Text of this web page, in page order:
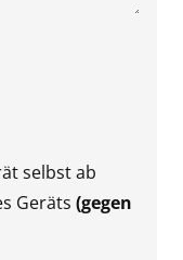
selbst ab
Geräts (gegen